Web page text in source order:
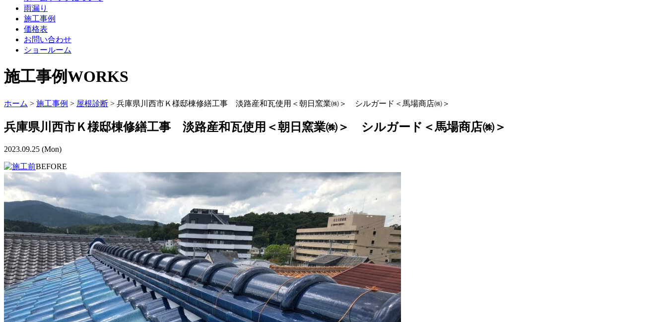
雨漏り
施工事例
価格表
お問い合わせ
ショールーム
施工事例WORKS
ホーム > 施工事例 > 屋根診断 > 兵庫県川西市Ｋ様邸棟修繕工事 淡路産和瓦使用＜朝日窯業㈱＞ シルガード＜馬場商店㈱＞
兵庫県川西市Ｋ様邸棟修繕工事 淡路産和瓦使用＜朝日窯業㈱＞ シルガード＜馬場商店㈱＞
2023.09.25 (Mon)
BEFORE